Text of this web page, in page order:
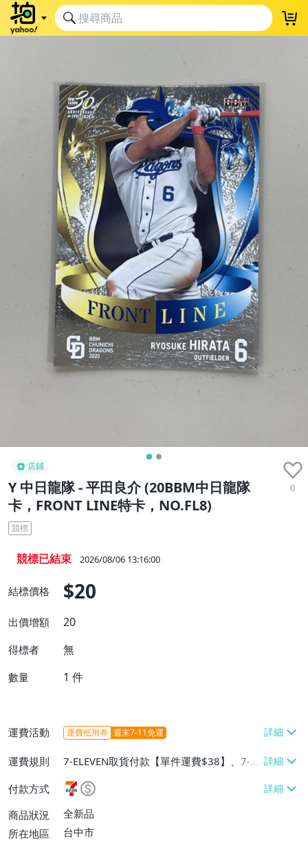
店鋪
Y 中日龍隊 - 平田良介 (20BBM中日龍隊
卡，FRONT LINE特卡，NO.FL8)
0
競標
競標已結束 2026/08/06 13:16:00
結標價格 $20
出價增額 20
得標者 無
數量 1 件
運費活動 運費抵用券 週末7-11免運
運費規則
7-ELEVEN取貨付款【單件運費$38】、7-EL
EVEN取貨不付款【單件運費$38】、宅配/
貨運【單件運費$60、消費滿$1000免運
費】、郵局掛號【單件運費$31、滿10件或
消費滿$700免運費】、低溫配送【單件運
付款方式
商品狀況
全新品
所在地區
台中市